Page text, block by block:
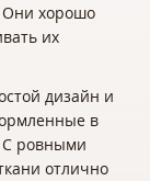
Они хорошо
их
дизайн и
в
С ровными
отлично